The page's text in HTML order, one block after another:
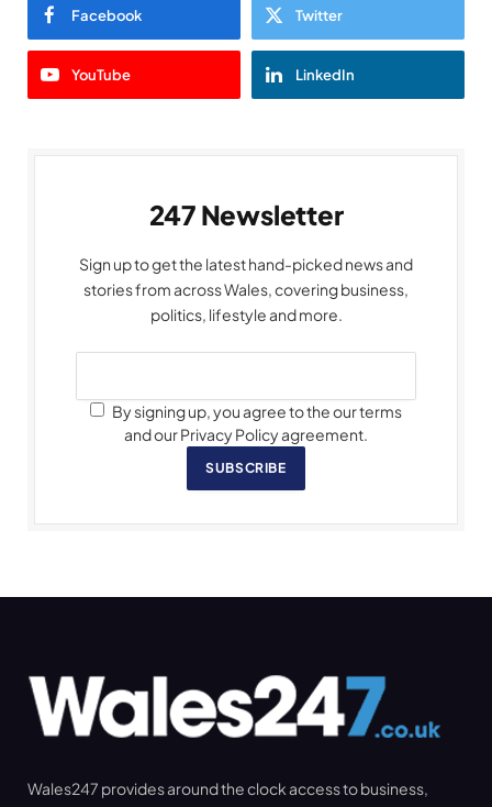
Facebook Twitter
YouTube LinkedIn
247 Newsletter
Sign up to get the latest hand-picked news and
stories from across Wales, covering business,
politics, lifestyle and more.
By signing up, you agree to the our terms
and our Privacy Policy agreement.
SUBSCRIBE
Wales247 provides around the clock access to business,